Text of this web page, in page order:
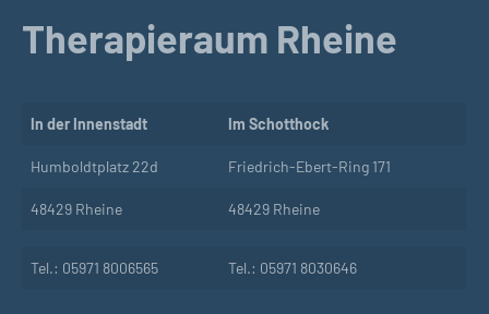
Therapieraum Rheine
In der Innenstadt Im Schotthock
Humboldtplatz 22d Friedrich-Ebert-Ring 171
48429 Rheine 48429 Rheine
Tel.: 05971 8006565 Tel.: 05971 8030646